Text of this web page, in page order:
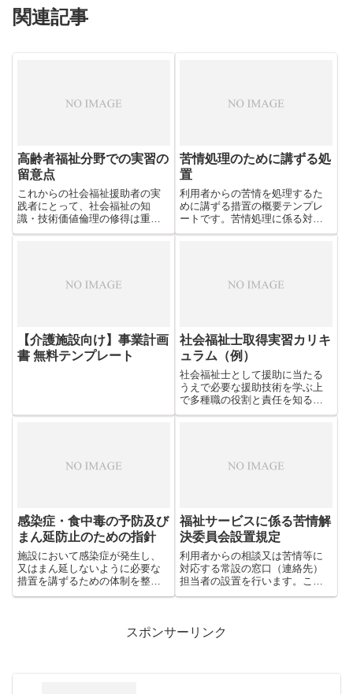
関連記事
高齢者福祉分野での実習の
留意点
これからの社会福祉援助者の実
践者にとって、社会福祉の知
識・技術価値倫理の修得は重要
になってくる。そして、そのた
って実践的能力を高めていくこ
苦情処理のために講ずる処
置
利用者からの苦情を処理するた
めに講ずる措置の概要テンプレ
ートです。苦情処理に係る対応
方針を具体的に記しておきま
事業所の見やすい場所に掲示し
【介護施設向け】事業計画
書 無料テンプレート
社会福祉士取得実習カリキ
ュラム（例）
社会福祉士として援助に当たる
うえで必要な援助技術を学ぶ上
で多種職の役割と責任を知るこ
とはとても重要です。その中で
これはそのカリキュラムの実際
感染症・食中毒の予防及び
まん延防止のための指針
施設において感染症が発生し、
又はまん延しないように必要な
措置を講ずるための体制を整備
することを目的とした「指針」
福祉サービスに係る苦情解
決委員会設置規定
利用者からの相談又は苦情等に
対応する常設の窓口（連絡先）
担当者の設置を行います。ここ
でご紹介しますのは『福祉サー
スポンサーリンク